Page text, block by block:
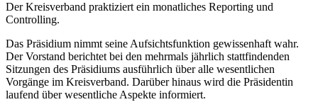
Der Kreisverband praktiziert ein monatliches Reporting und
Controlling.
Das Präsidium nimmt seine Aufsichtsfunktion gewissenhaft wahr.
Der Vorstand berichtet bei den mehrmals jährlich stattfindenden
Sitzungen des Präsidiums ausführlich über alle wesentlichen
Vorgänge im Kreisverband. Darüber hinaus wird die Präsidentin
laufend über wesentliche Aspekte informiert.